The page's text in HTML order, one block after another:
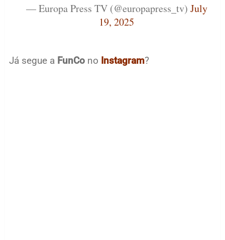
— Europa Press TV (@europapress_tv) July
19, 2025
Já segue a FunCono Instagram?